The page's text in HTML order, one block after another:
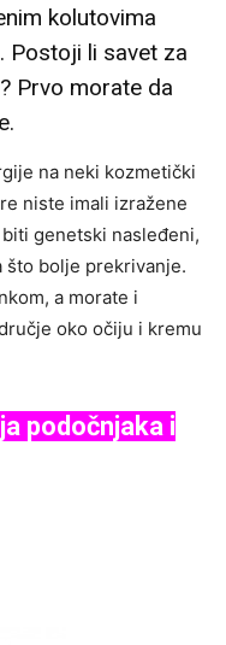
kolutovima
Postoji li savet za
Prvo morate da
na neki kozmetički
niste imali izražene
genetski nasleđeni,
što bolje prekrivanje.
a morate i
oko očiju i kremu
podočnjaka i